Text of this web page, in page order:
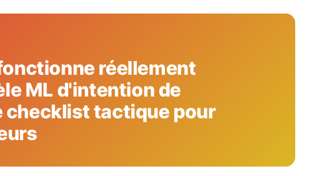
réellement
ML d'intention de
checklist tactique pour